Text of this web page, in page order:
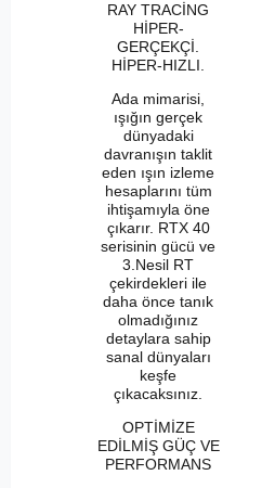
RAY TRACİNG
HİPER-
GERÇEKÇİ.
HİPER-HIZLI.
Ada mimarisi,
ışığın gerçek
dünyadaki
davranışın taklit
eden ışın izleme
hesaplarını tüm
ihtişamıyla öne
çıkarır. RTX 40
serisinin gücü ve
3.Nesil RT
çekirdekleri ile
daha önce tanık
olmadığınız
detaylara sahip
sanal dünyaları
keşfe
çıkacaksınız.
OPTİMİZE
EDİLMİŞ GÜÇ VE
PERFORMANS